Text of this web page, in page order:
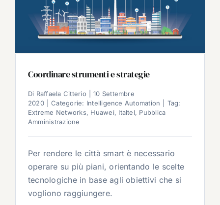
Coordinare strumenti e strategie
Di Raffaela Citterio
10 Settembre
2020
Categorie: Intelligence Automation
Tag:
Extreme Networks, Huawei, Italtel, Pubblica
Amministrazione
Per rendere le città smart è necessario
operare su più piani, orientando le scelte
tecnologiche in base agli obiettivi che si
vogliono raggiungere.